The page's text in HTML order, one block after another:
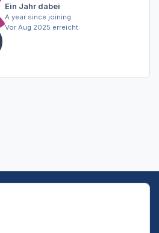
Ein Jahr dabei
A year since joining
Vor Aug 2025 erreicht